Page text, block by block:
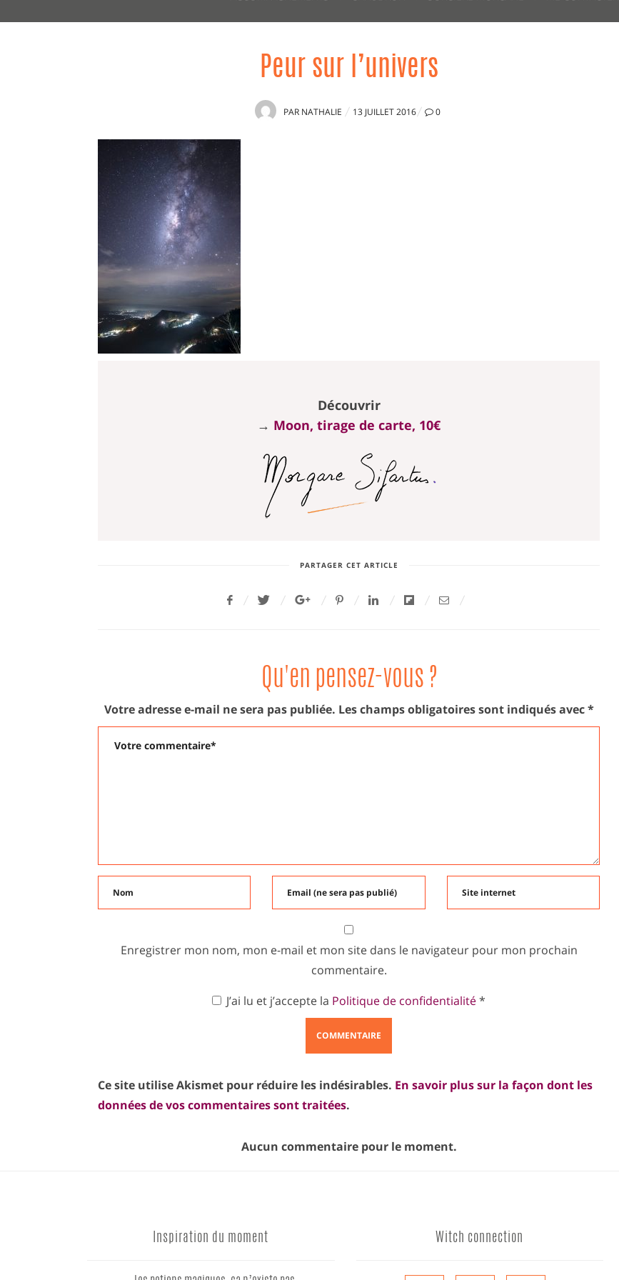
Peur sur l’univers
PAR NATHALIE
PUBLIÉ
13 JUILLET 2016 0
Découvrir
→ Moon, tirage de carte, 10€
PARTAGER CET ARTICLE
Qu'en pensez-vous ?
Votre adresse e-mail ne sera pas publiée. Les champs obligatoires sont indiqués avec*
Enregistrer mon nom, mon e-mail et mon site dans le navigateur pour mon prochain
commentaire.
J’ai lu et j’accepte la Politique de confidentialité*
Ce site utilise Akismet pour réduire les indésirables. En savoir plus sur la façon dont les
données de vos commentaires sont traitées.
Aucun commentaire pour le moment.
Inspiration du moment Witch connection